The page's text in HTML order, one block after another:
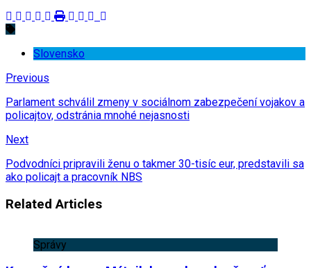
Slovensko
Previous
Parlament schválil zmeny v sociálnom zabezpečení vojakov a
policajtov, odstránia mnohé nejasnosti
Next
Podvodníci pripravili ženu o takmer 30-tisíc eur, predstavili sa
ako policajt a pracovník NBS
Related Articles
Správy